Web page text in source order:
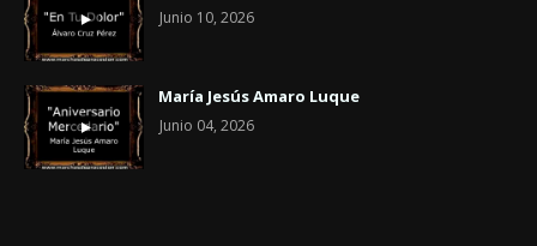
Junio 10, 2026
María Jesús Amaro Luque
Junio 04, 2026